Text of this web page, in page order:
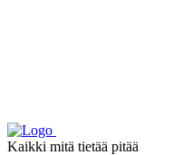
Kaikki mitä tietää pitää